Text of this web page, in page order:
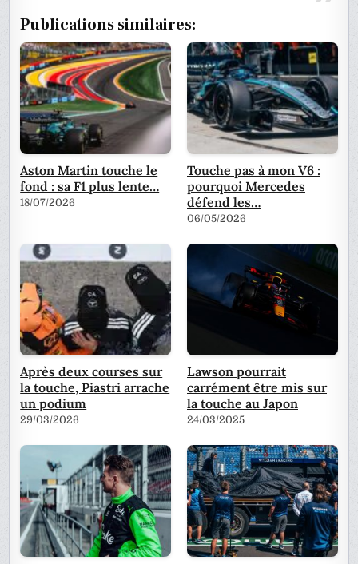
Publications similaires:
Aston Martin touche le
fond : sa F1 plus lente…
18/07/2026
Touche pas à mon V6 :
pourquoi Mercedes
défend les…
06/05/2026
Après deux courses sur
la touche, Piastri arrache
un podium
29/03/2026
Lawson pourrait
carrément être mis sur
la touche au Japon
24/03/2025